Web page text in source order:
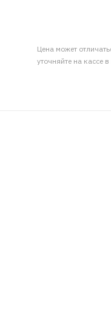
Цена может
уточняйте на кассе